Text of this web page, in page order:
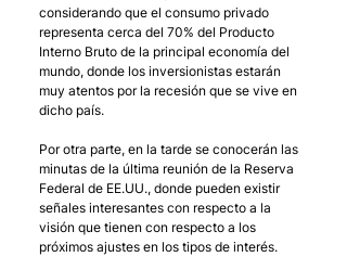
considerando que el consumo privado
representa cerca del 70% del Producto
Interno Bruto de la principal economía del
mundo, donde los inversionistas estarán
muy atentos por la recesión que se vive en
dicho país.
Por otra parte, en la tarde se conocerán las
minutas de la última reunión de la Reserva
Federal de EE.UU., donde pueden existir
señales interesantes con respecto a la
visión que tienen con respecto a los
próximos ajustes en los tipos de interés.